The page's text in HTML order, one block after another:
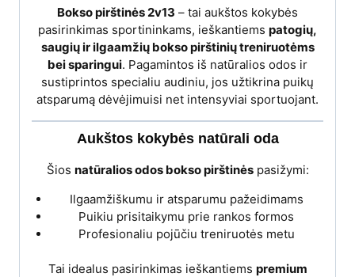
Bokso pirštinės 2v13 – tai aukštos kokybės
pasirinkimas sportininkams, ieškantiems patogių,
saugių ir ilgaamžių bokso pirštinių treniruotėms
bei sparingui. Pagamintos iš natūralios odos ir
sustiprintos specialiu audiniu, jos užtikrina puikų
atsparumą dėvėjimuisi net intensyviai sportuojant.
Aukštos kokybės natūrali oda
Šios natūralios odos bokso pirštinėspasižymi:
Ilgaamžiškumu ir atsparumu pažeidimams
Puikiu prisitaikymu prie rankos formos
Profesionaliu pojūčiu treniruotės metu
Tai idealus pasirinkimas ieškantiems premium